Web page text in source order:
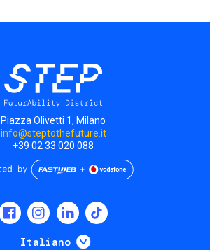
Piazza Olivetti 1, Milano
info@steptothefuture.it
+39 02 33 020 088
Italiano Mostra ulteriori